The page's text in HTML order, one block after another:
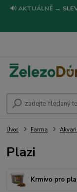
🔊 AKTUÁLNĚ →
Úvod Farma
Plazi
Krmivo pro